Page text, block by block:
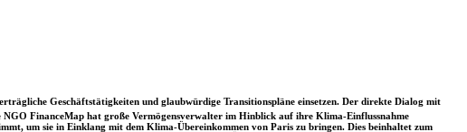
Geschäftstätigkeiten und glaubwürdige Transitionspläne einsetzen. Der direkte Dialog mit
FinanceMap hat große Vermögensverwalter im Hinblick auf ihre Klima-Einflussnahme
um sie in Einklang mit dem Klima-Übereinkommen von Paris zu bringen. Dies beinhaltet zum